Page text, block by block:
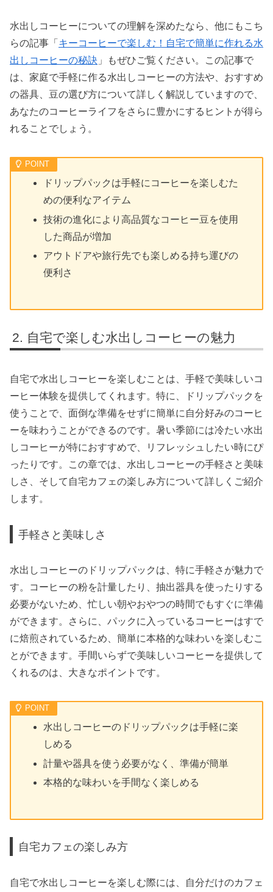
水出しコーヒーについての理解を深めたなら、他にもこち
らの記事「 キーコーヒーで楽しむ！自宅で簡単に作れる水
出しコーヒーの秘訣 」もぜひご覧ください。この記事で
は、家庭で手軽に作る水出しコーヒーの方法や、おすすめ
の器具、豆の選び方について詳しく解説していますので、
あなたのコーヒーライフをさらに豊かにするヒントが得ら
れることでしょう。
ドリップパックは手軽にコーヒーを楽しむた
めの便利なアイテム
技術の進化により高品質なコーヒー豆を使用
した商品が増加
アウトドアや旅行先でも楽しめる持ち運びの
便利さ
自宅で楽しむ水出しコーヒーの魅力
自宅で水出しコーヒーを楽しむことは、手軽で美味しいコ
ーヒー体験を提供してくれます。特に、ドリップパックを
使うことで、面倒な準備をせずに簡単に自分好みのコーヒ
ーを味わうことができるのです。暑い季節には冷たい水出
しコーヒーが特におすすめで、リフレッシュしたい時にぴ
ったりです。この章では、水出しコーヒーの手軽さと美味
しさ、そして自宅カフェの楽しみ方について詳しくご紹介
します。
手軽さと美味しさ
水出しコーヒーのドリップパックは、特に手軽さが魅力で
す。コーヒーの粉を計量したり、抽出器具を使ったりする
必要がないため、忙しい朝やおやつの時間でもすぐに準備
ができます。さらに、パックに入っているコーヒーはすで
に焙煎されているため、簡単に本格的な味わいを楽しむこ
とができます。手間いらずで美味しいコーヒーを提供して
くれるのは、大きなポイントです。
水出しコーヒーのドリップパックは手軽に楽
しめる
計量や器具を使う必要がなく、準備が簡単
本格的な味わいを手間なく楽しめる
自宅カフェの楽しみ方
自宅で水出しコーヒーを楽しむ際には、自分だけのカフェ